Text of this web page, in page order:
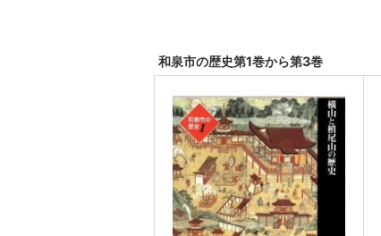
和泉市の歴史第1巻から第3巻